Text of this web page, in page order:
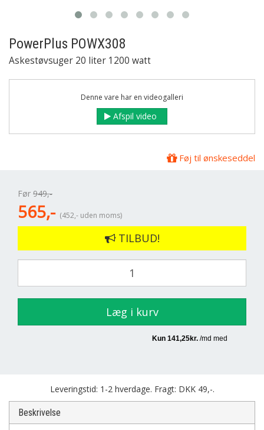
PowerPlus POWX308
Askestøvsuger 20 liter 1200 watt
Denne vare har en videogalleri
Afspil video
Føj til ønskeseddel
Før 949,-
565,- (452,- uden moms)
TILBUD!
Læg i kurv
Leveringstid: 1-2 hverdage. Fragt: DKK 49,-.
Beskrivelse